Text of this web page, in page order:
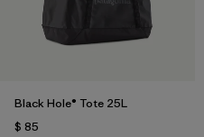
Black Hole® Tote 25L
$ 85